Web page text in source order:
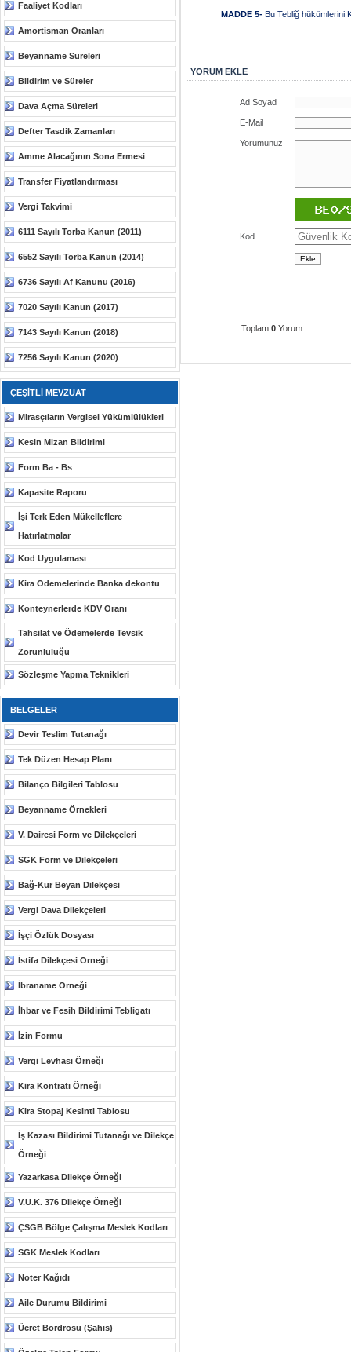
Faaliyet Kodları
Amortisman Oranları
Beyanname Süreleri
Bildirim ve Süreler
Dava Açma Süreleri
Defter Tasdik Zamanları
Amme Alacağının Sona Ermesi
Transfer Fiyatlandırması
Vergi Takvimi
6111 Sayılı Torba Kanun (2011)
6552 Sayılı Torba Kanun (2014)
6736 Sayılı Af Kanunu (2016)
7020 Sayılı Kanun (2017)
7143 Sayılı Kanun (2018)
7256 Sayılı Kanun (2020)
ÇEŞİTLİ MEVZUAT
Mirasçıların Vergisel Yükümlülükleri
Kesin Mizan Bildirimi
Form Ba - Bs
Kapasite Raporu
İşi Terk Eden Mükelleflere
Hatırlatmalar
Kod Uygulaması
Kira Ödemelerinde Banka dekontu
Konteynerlerde KDV Oranı
Tahsilat ve Ödemelerde Tevsik
Zorunluluğu
Sözleşme Yapma Teknikleri
BELGELER
Devir Teslim Tutanağı
Tek Düzen Hesap Planı
Bilanço Bilgileri Tablosu
Beyanname Örnekleri
V. Dairesi Form ve Dilekçeleri
SGK Form ve Dilekçeleri
Bağ-Kur Beyan Dilekçesi
Vergi Dava Dilekçeleri
İşçi Özlük Dosyası
İstifa Dilekçesi Örneği
İbraname Örneği
İhbar ve Fesih Bildirimi Tebligatı
İzin Formu
Vergi Levhası Örneği
Kira Kontratı Örneği
Kira Stopaj Kesinti Tablosu
İş Kazası Bildirimi Tutanağı ve Dilekçe
Örneği
Yazarkasa Dilekçe Örneği
V.U.K. 376 Dilekçe Örneği
ÇSGB Bölge Çalışma Meslek Kodları
SGK Meslek Kodları
Noter Kağıdı
Aile Durumu Bildirimi
Ücret Bordrosu (Şahıs)
MADDE 5-Bu Tebliğ hükümlerini
YORUM EKLE
Ad Soyad
E-Mail
Yorumunuz
Kod
Toplam 0 Yorum